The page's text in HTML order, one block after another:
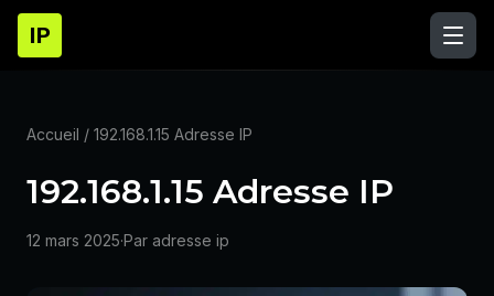
IP
Accueil / 192.168.1.15 Adresse IP
192.168.1.15 Adresse IP
12 mars 2025·Par adresse ip